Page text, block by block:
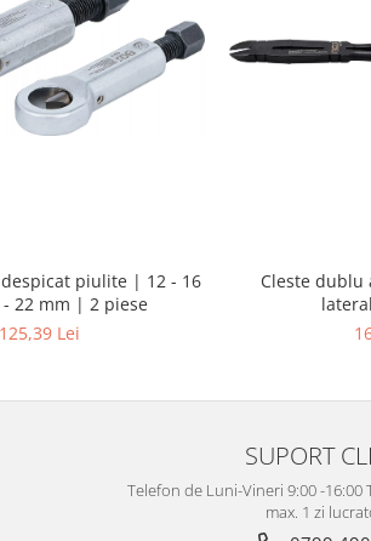
piulite | 12 - 16
22 mm | 2 piese
125,39 Lei
Cleste
SUPORT
Telefon de Luni-Vineri 9:00 -16:00
max. 1 zi